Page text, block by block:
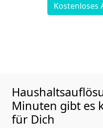
Kostenloses
Minuten gibt es
für Dich